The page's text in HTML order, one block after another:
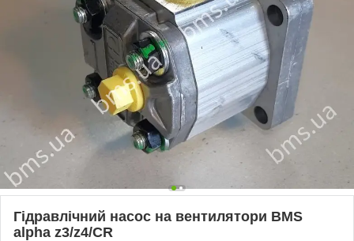
Гідравлічний насос на вентилятори BMS
alpha z3/z4/CR